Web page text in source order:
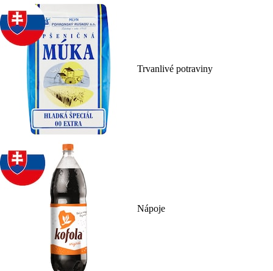
Trvanlivé potraviny
Nápoje